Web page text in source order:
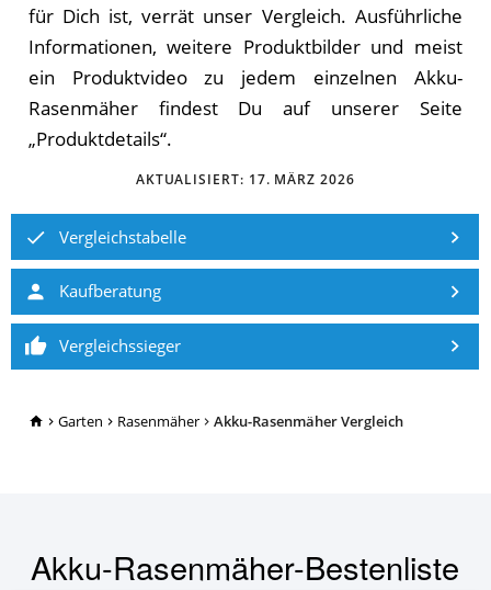
TopRatgeber24.de
Garten Rasenmäher Akku-Rasenmäher Vergleich
für Dich ist, ver­rät un­ser Ver­gleich. Ausführliche
Informationen, weitere Produktbilder und meist
ein Produktvideo zu jedem einzelnen Akku-
Rasenmäher findest Du auf unserer Seite
„Produktdetails“.
AKTUALISIERT: 17. MÄRZ 2026
Vergleichstabelle
Kaufberatung
Vergleichssieger
Akku-Rasenmäher-Bestenliste